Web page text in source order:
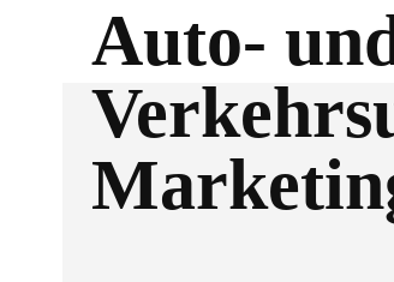
Auto-